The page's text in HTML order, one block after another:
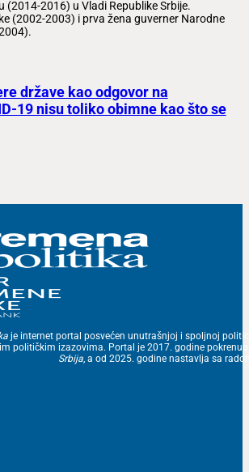
(2014-2016) u Vladi Republike Srbije.
(2002-2003) i prva žena guverner Narodne
države kao odgovor na
19 nisu toliko obimne kao što se
je internet portal posvećen unutrašnjoj i spoljnoj
političkim izazovima. Portal je 2017. godine
Srbija, a od 2025. godine nastavlja sa